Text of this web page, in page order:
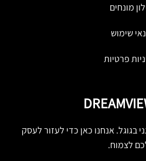
מונחים
שימוש
פרטיות
בגוגל. אנחנו כאן כדי לעזור לעסק
לצמוח.